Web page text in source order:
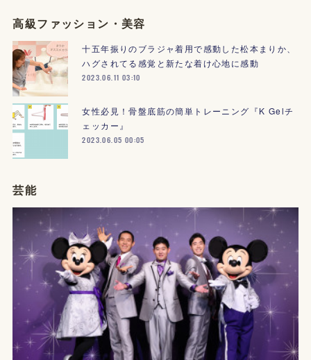
高級ファッション・美容
十五年振りのブラジャ着用で感動した松本まりか、
ハグされてる感覚と新たな着け心地に感動
2023.06.11 03:10
女性必見！骨盤底筋の簡単トレーニング『K Gelチ
ェッカー』
2023.06.05 00:05
芸能